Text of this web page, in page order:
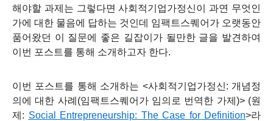
해야할 과제는 그렇다면 사회적기업가정신이 과연 무엇인
가에 대한 물음에 답하는 것인데 임팩트스퀘어가 오랫동안
품어왔던 이 질문에 좋은 길잡이가 될만한 글을 발견하여
이번 포스트를 통해 소개하고자 한다.
이번 포스트를 통해 소개하는 <사회적기업가정신: 개념정
의에 대한 사례(임팩트스퀘어가 임의로 번역한 가제)> (원
제: Social Entrepreneurship: The Case for Definition>라